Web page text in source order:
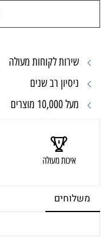
שירות לקוחות מעולה
ניסיון רב שנים
מעל 10,000 מוצרים
איכות מעולה
משלוחים